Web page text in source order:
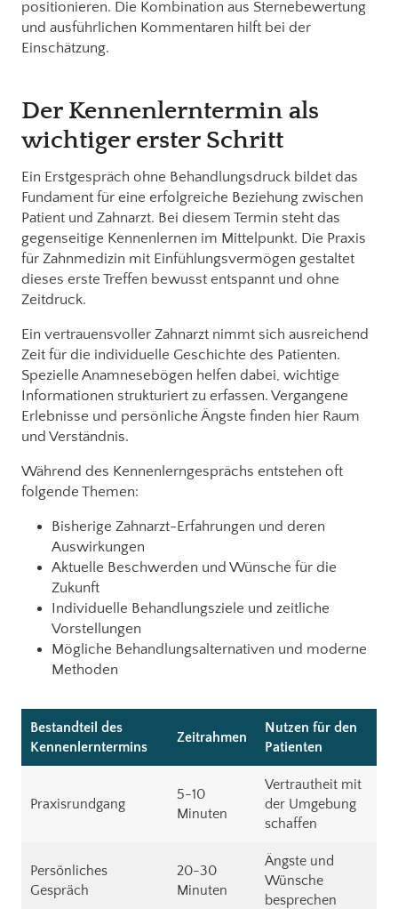
positionieren. Die Kombination aus Sternebewertung
und ausführlichen Kommentaren hilft bei der
Einschätzung.
Der Kennenlerntermin als
wichtiger erster Schritt
Ein Erstgespräch ohne Behandlungsdruck bildet das
Fundament für eine erfolgreiche Beziehung zwischen
Patient und Zahnarzt. Bei diesem Termin steht das
gegenseitige Kennenlernen im Mittelpunkt. Die Praxis
für Zahnmedizin mit Einfühlungsvermögen gestaltet
dieses erste Treffen bewusst entspannt und ohne
Zeitdruck.
Ein vertrauensvoller Zahnarzt nimmt sich ausreichend
Zeit für die individuelle Geschichte des Patienten.
Spezielle Anamnesebögen helfen dabei, wichtige
Informationen strukturiert zu erfassen. Vergangene
Erlebnisse und persönliche Ängste finden hier Raum
und Verständnis.
Während des Kennenlerngesprächs entstehen oft
folgende Themen:
Bisherige Zahnarzt-Erfahrungen und deren
Auswirkungen
Aktuelle Beschwerden und Wünsche für die
Zukunft
Individuelle Behandlungsziele und zeitliche
Vorstellungen
Mögliche Behandlungsalternativen und moderne
Methoden
Bestandteil des
Kennenlerntermins
Zeitrahmen
Nutzen für den
Patienten
Praxisrundgang
5-10
Minuten
Vertrautheit mit
der Umgebung
schaffen
Persönliches
Gespräch
20-30
Minuten
Ängste und
Wünsche
besprechen